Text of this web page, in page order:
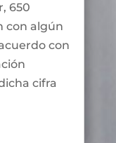
650
con algún
con
cifra